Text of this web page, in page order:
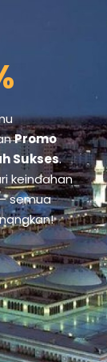
Promo
Sukses.
keindahan
semua